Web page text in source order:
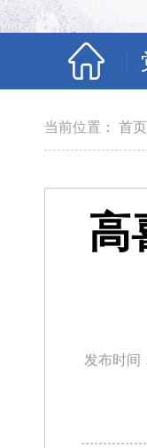
当前位置： 首页
高
发布时间